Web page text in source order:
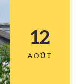
12
AOÛT
12
AOÛT